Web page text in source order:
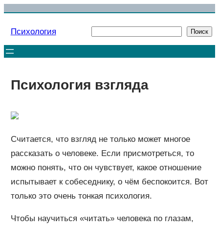
Перейти
Психология Поиск
Психология взгляда
Считается, что взгляд не только может многое
рассказать о человеке. Если присмотреться, то
можно понять, что он чувствует, какое отношение
испытывает к собеседнику, о чём беспокоится. Вот
только это очень тонкая психология.
Чтобы научиться «читать» человека по глазам,